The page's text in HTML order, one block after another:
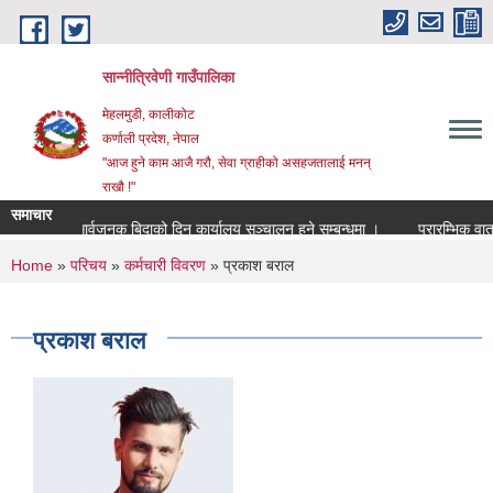
Skip to main content
सान्नीत्रिवेणी गाउँपालिका
मेहलमुडी, कालीकोट
कर्णाली प्रदेश, नेपाल
"आज हुने काम आजै गरौ, सेवा ग्राहीको असहजतालाई मनन्
राखौ !"
समाचार
सार्वजनुक बिदाको दिन कार्यालय सञ्चालन हुने सम्बन्धमा ।
प्रारम्भिक
You are here
Home » परिचय » कर्मचारी विवरण » प्रकाश बराल
प्रकाश बराल